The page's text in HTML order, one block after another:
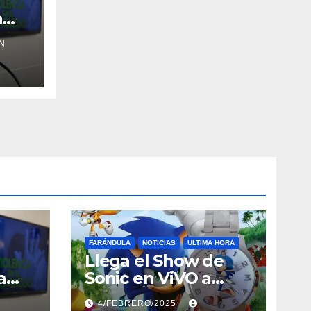
FARÁNDULA NOTICIAS ULTIMA HORA
Llega el Show de
Sonic en ViVO a
Cayey, Ponce,
4/FEBRERO/2025